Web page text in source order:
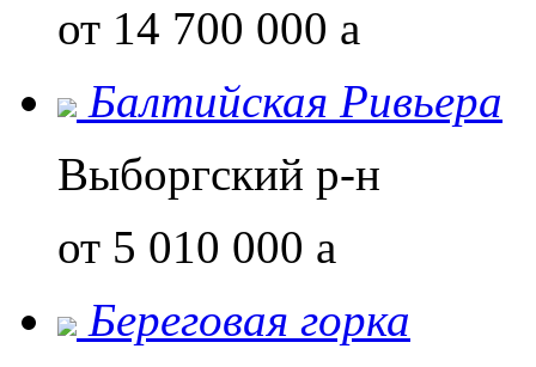
от 14 700 000 a
Балтийская Ривьера
Выборгский р-н
от 5 010 000 a
Береговая горка